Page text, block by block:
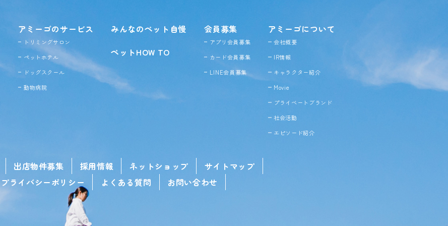
アミーゴのサービス
トリミングサロン
ペットホテル
ドッグスクール
動物病院
みんなのペット自慢
ペットHOW TO
会員募集
アプリ会員募集
カード会員募集
LINE会員募集
アミーゴについて
会社概要
IR情報
キャラクター紹介
Movie
プライベートブランド
社会活動
エピソード紹介
出店物件募集 採用情報 ネットショップ
サイトマップ
プライバシーポリシー
よくある質問 お問い合わせ